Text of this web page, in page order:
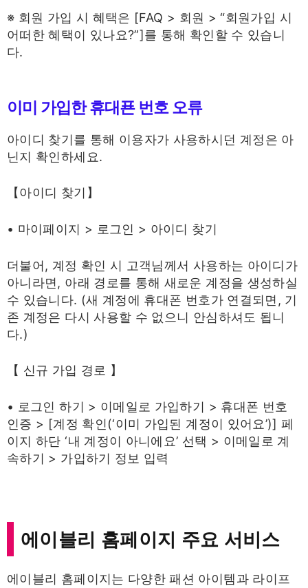
※ 회원 가입 시 혜택은 [FAQ > 회원 > “회원가입 시
어떠한 혜택이 있나요?”]를 통해 확인할 수 있습니
다.
이미 가입한 휴대푠 번호 오류
아이디 찾기를 통해 이용자가 사용하시던 계정은 아
닌지 확인하세요.
【아이디 찾기】
• 마이페이지 > 로그인 > 아이디 찾기
더불어, 계정 확인 시 고객님께서 사용하는 아이디가
아니라면, 아래 경로를 통해 새로운 계정을 생성하실
수 있습니다. (새 계정에 휴대폰 번호가 연결되면, 기
존 계정은 다시 사용할 수 없으니 안심하셔도 됩니
다.)
【 신규 가입 경로 】
• 로그인 하기 > 이메일로 가입하기 > 휴대폰 번호
인증 > [계정 확인(‘이미 가입된 계정이 있어요’)] 페
이지 하단 ‘내 계정이 아니에요’ 선택 > 이메일로 계
속하기 > 가입하기 정보 입력
에이블리 홈페이지 주요 서비스
에이블리 홈페이지는 다양한 패션 아이템과 라이프